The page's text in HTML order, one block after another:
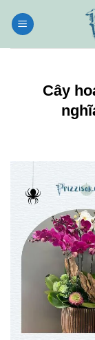
qua
Cây